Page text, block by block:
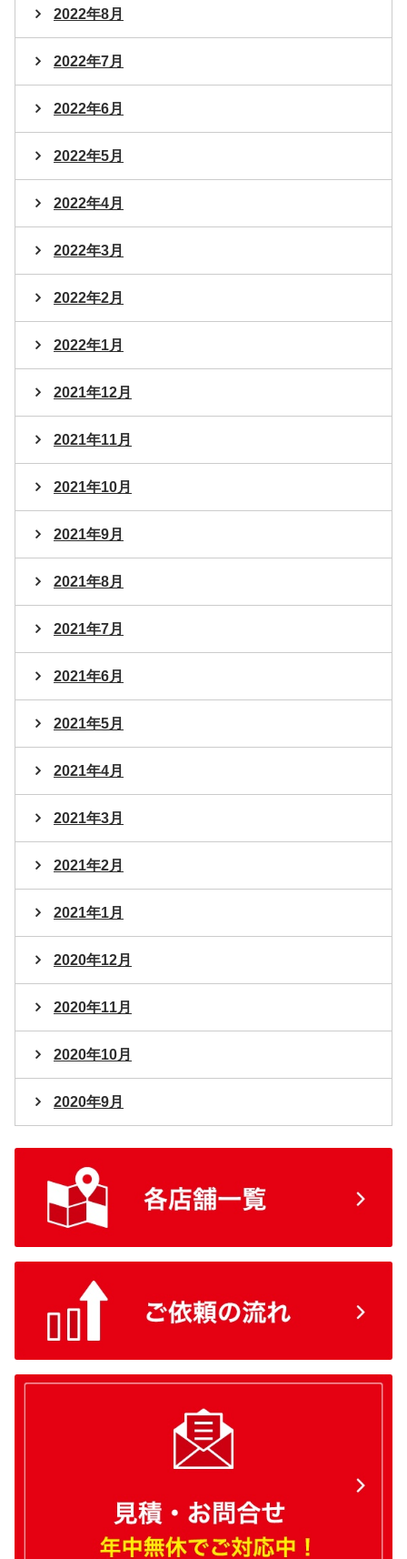
2022年8月
2022年7月
2022年6月
2022年5月
2022年4月
2022年3月
2022年2月
2022年1月
2021年12月
2021年11月
2021年10月
2021年9月
2021年8月
2021年7月
2021年6月
2021年5月
2021年4月
2021年3月
2021年2月
2021年1月
2020年12月
2020年11月
2020年10月
2020年9月